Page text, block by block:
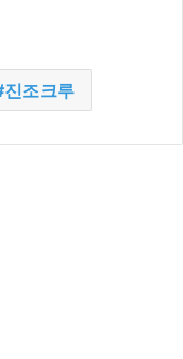
진조크루